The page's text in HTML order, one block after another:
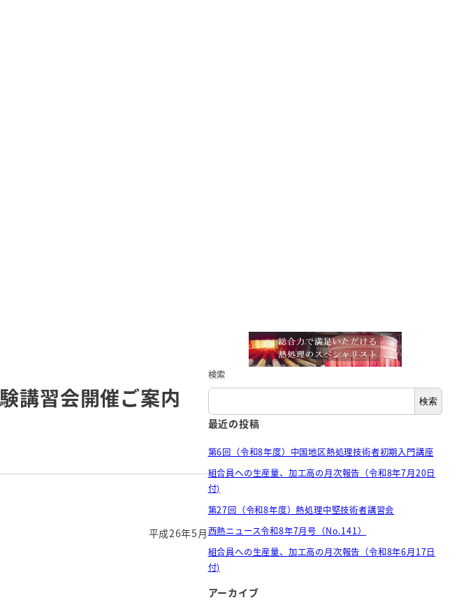
講習会開催ご案内
平成26年5月
検索
検索
最近の投稿
第6回（令和8年度）中国地区熱処理技術者初期入門講座
組合員への生産量、加工高の月次報告（令和8年7月20日
付)
第27回（令和8年度）熱処理中堅技術者講習会
西熱ニュース令和8年7月号（No.141）
組合員への生産量、加工高の月次報告（令和8年6月17日
付)
アーカイブ